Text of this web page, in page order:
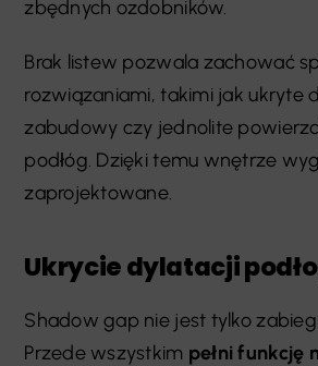
zbędnych ozdobników.
Brak listew pozwala zachować
rozwiązaniami, takimi jak ukryte
zabudowy czy jednolite
podłóg. Dzięki temu wnętrze
zaprojektowane.
Ukrycie dylatacji
Shadow gap nie jest tylko
Przede wszystkim pełni funkcję